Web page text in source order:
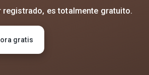
registrado, es totalmente gratuito.
gratis